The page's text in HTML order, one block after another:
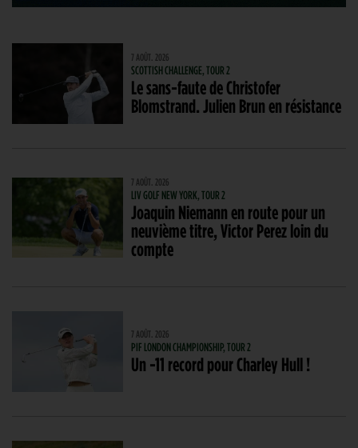
7 AOÛT. 2026
SCOTTISH CHALLENGE, TOUR 2
Le sans-faute de Christofer
Blomstrand. Julien Brun en résistance
7 AOÛT. 2026
LIV GOLF NEW YORK, TOUR 2
Joaquin Niemann en route pour un
neuvième titre, Victor Perez loin du
compte
7 AOÛT. 2026
PIF LONDON CHAMPIONSHIP, TOUR 2
Un -11 record pour Charley Hull !